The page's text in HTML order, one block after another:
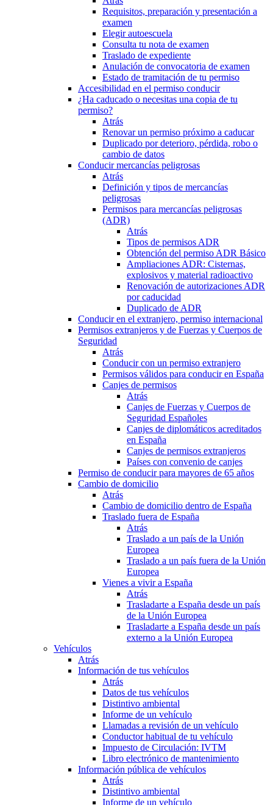
Requisitos, preparación y presentación a
examen
Elegir autoescuela
Consulta tu nota de examen
Traslado de expediente
Anulación de convocatoria de examen
Estado de tramitación de tu permiso
Accesibilidad en el permiso conducir
¿Ha caducado o necesitas una copia de tu
permiso?
Atrás
Renovar un permiso próximo a caducar
Duplicado por deterioro, pérdida, robo o
cambio de datos
Conducir mercancías peligrosas
Atrás
Definición y tipos de mercancías
peligrosas
Permisos para mercancías peligrosas
(ADR)
Atrás
Tipos de permisos ADR
Obtención del permiso ADR Básico
Ampliaciones ADR: Cisternas,
explosivos y material radioactivo
Renovación de autorizaciones ADR
por caducidad
Duplicado de ADR
Conducir en el extranjero, permiso internacional
Permisos extranjeros y de Fuerzas y Cuerpos de
Seguridad
Atrás
Conducir con un permiso extranjero
Permisos válidos para conducir en España
Canjes de permisos
Atrás
Canjes de Fuerzas y Cuerpos de
Seguridad Españoles
Canjes de diplomáticos acreditados
en España
Canjes de permisos extranjeros
Países con convenio de canjes
Permiso de conducir para mayores de 65 años
Cambio de domicilio
Atrás
Cambio de domicilio dentro de España
Traslado fuera de España
Atrás
Traslado a un país de la Unión
Europea
Traslado a un país fuera de la Unión
Europea
Vienes a vivir a España
Atrás
Trasladarte a España desde un país
de la Unión Europea
Trasladarte a España desde un país
externo a la Unión Europea
Vehículos
Atrás
Información de tus vehículos
Atrás
Datos de tus vehículos
Distintivo ambiental
Informe de un vehículo
Llamadas a revisión de un vehículo
Conductor habitual de tu vehículo
Impuesto de Circulación: IVTM
Libro electrónico de mantenimiento
Información pública de vehículos
Atrás
Distintivo ambiental
Informe de un vehículo